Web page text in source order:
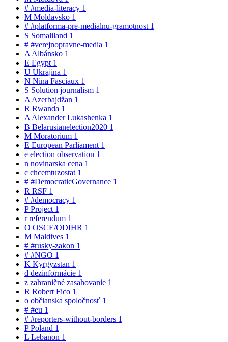
# #media-literacy 1
M Moldavsko 1
# #platforma-pre-medialnu-gramotnost 1
S Somaliland 1
# #verejnopravne-media 1
A Albánsko 1
E Egypt 1
U Ukrajina 1
N Nina Fasciaux 1
S Solution journalism 1
A Azerbajdžan 1
R Rwanda 1
A Alexander Lukashenka 1
B Belarusianelection2020 1
M Moratorium 1
E European Parliament 1
e election observation 1
n novinarska cena 1
c chcemtuzostat 1
# #DemocraticGovernance 1
R RSF 1
# #democracy 1
PProject 1
rreferendum 1
O OSCE/ODIHR 1
M Maldives 1
# #rusky-zakon 1
# #NGO 1
K Kyrgyzstan 1
d dezinformácie 1
z zahraničné zasahovanie 1
R Robert Fico 1
o občianska spoločnosť 1
# #eu 1
# #reporters-without-borders 1
PPoland 1
L Lebanon 1